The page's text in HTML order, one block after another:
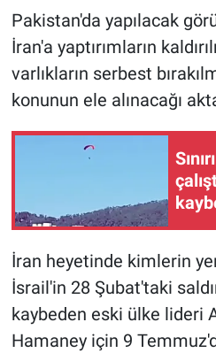
Pakistan'da yapılacak
İran'a yaptırımların
varlıkların serbest
konunun ele alınacağı
İran heyetinde kimlerin
İsrail'in 28 Şubat'taki
kaybeden eski ülke lideri
Hamaney için 9